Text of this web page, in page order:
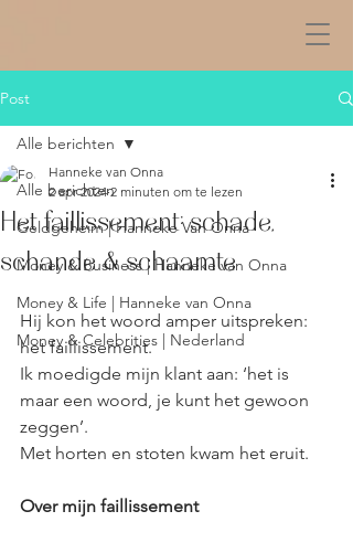
Post
Alle berichten
Geldgeheim | Hanneke Van Onna
Money & Business | Hanneke van Onna
Money & Life | Hanneke van Onna
Money & Celebrities | Nederland
Alle berichten
Het faillissement: schade,
schande & schaamte
Hanneke van Onna
2 apr 2024 2 minuten om te lezen
Hij kon het woord amper uitspreken:
het faillissement.
Ik moedigde mijn klant aan: ‘het is
maar een woord, je kunt het gewoon
zeggen’.
Met horten en stoten kwam het eruit.
Over mijn faillissement